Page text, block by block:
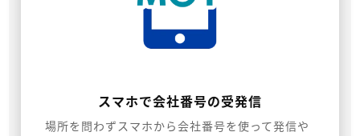
スマホで会社番号の受発信
場所を問わずスマホから会社番号を使って発信や